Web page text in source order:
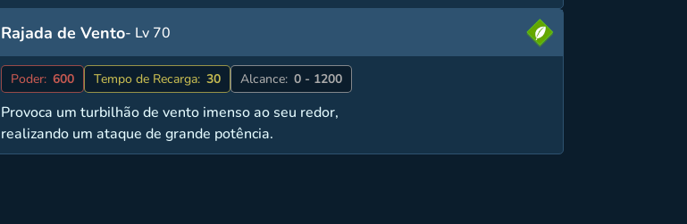
Rajada de Vento- Lv 70
Poder: 600 Tempo de Recarga: 30 Alcance: 0 - 1200
Provoca um turbilhão de vento imenso ao seu redor,
realizando um ataque de grande potência.